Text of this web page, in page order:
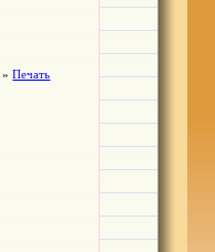
»Печать